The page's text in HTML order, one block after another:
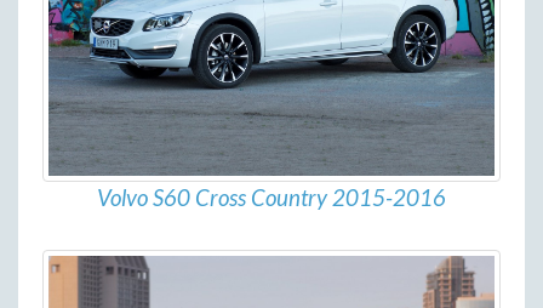
Volvo S60 Cross Country 2015-2016